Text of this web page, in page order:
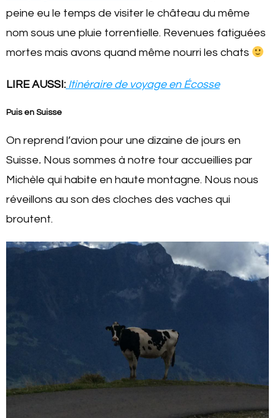
peine eu le temps de visiter le château du même
nom sous une pluie torrentielle. Revenues fatiguées
mortes mais avons quand même nourri les chats
LIRE AUSSI: Itinéraire de voyage en Écosse
Puis en Suisse
On reprend l’avion pour une dizaine de jours en
Suisse. Nous sommes à notre tour accueillies par
Michèle qui habite en haute montagne. Nous nous
réveillons au son des cloches des vaches qui
broutent.